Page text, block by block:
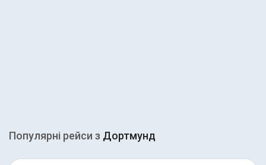
Популярні рейcи з Дортмунд